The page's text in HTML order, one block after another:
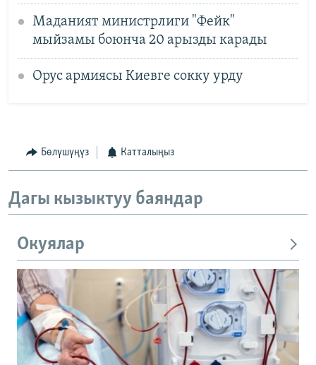
Маданият министрлиги "Фейк"
мыйзамы боюнча 20 арызды карады
Орус армиясы Киевге сокку урду
Бөлүшүңүз Катталыңыз
Дагы кызыктуу баяндар
Окуялар